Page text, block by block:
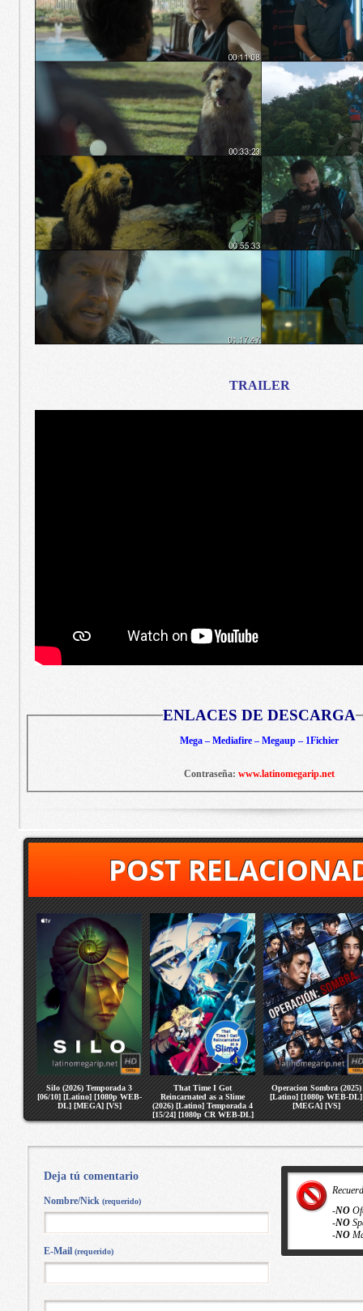
TRAILER
ENLACES DE DESCARGA
Mega – Mediafire – Megaup – 1Fichier
Contraseña: www.latinomegarip.net
POST
Silo (2026) Temporada 3
[06/10] [Latino] [1080p WEB-
DL] [MEGA] [VS]
That Time I Got
Reincarnated as a Slime
(2026) [Latino] Temporada 4
[15/24] [1080p CR WEB-DL]
[MEGA] [VS]
Operacion Sombra (2025)
[Latino] [1080p WEB-DL]
[MEGA] [VS]
-NO
-NO
-NO
Deja tú comentario
Nombre/Nick (requerido)
E-Mail (requerido)